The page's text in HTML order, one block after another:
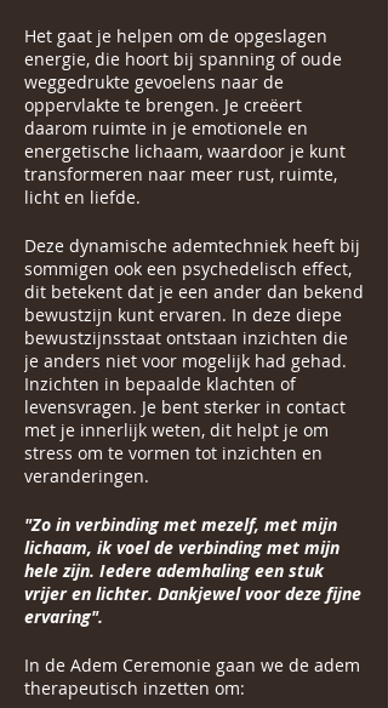
Het gaat je helpen om de opgeslagen
energie, die hoort bij spanning of oude
weggedrukte gevoelens naar de
oppervlakte te brengen. Je creëert
daarom ruimte in je emotionele en
energetische lichaam, waardoor je kunt
transformeren naar meer rust, ruimte,
licht en liefde.
Deze dynamische ademtechniek heeft bij
sommigen ook een psychedelisch effect,
dit betekent dat je een ander dan bekend
bewustzijn kunt ervaren. In deze diepe
bewustzijnsstaat ontstaan inzichten die
je anders niet voor mogelijk had gehad.
Inzichten in bepaalde klachten of
levensvragen. Je bent sterker in contact
met je innerlijk weten, dit helpt je om
stress om te vormen tot inzichten en
veranderingen.
"Zo in verbinding met mezelf, met mijn
lichaam, ik voel de verbinding met mijn
hele zijn. Iedere ademhaling een stuk
vrijer en lichter. Dankjewel voor deze fijne
ervaring".
In de Adem Ceremonie gaan we de adem
therapeutisch inzetten om: